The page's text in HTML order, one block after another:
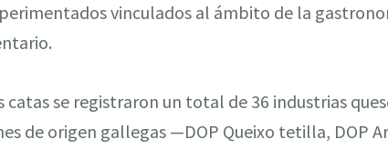
vinculados al ámbito de la
catas se registraron un total de 36 industrias
de origen gallegas —DOP Queixo tetilla, DOP